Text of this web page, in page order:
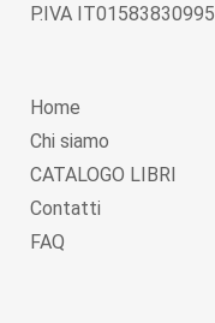
P.IVA IT01583830995
Home
Chi siamo
CATALOGO LIBRI
Contatti
FAQ